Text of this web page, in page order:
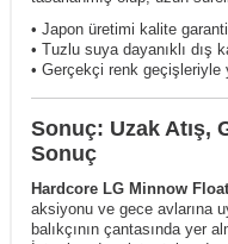
• Japon üretimi kalite
• Tuzlu suya dayanıklı dış
• Gerçekçi renk geçişleriyle
Sonuç: Uzak Atış,
Sonuç
Hardcore LG Minnow
aksiyonu ve gece avlarına
balıkçının çantasında yer